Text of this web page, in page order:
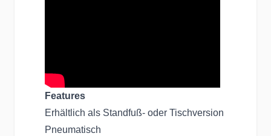
Features
Erhältlich als Standfuß- oder Tischversion
Pneumatisch